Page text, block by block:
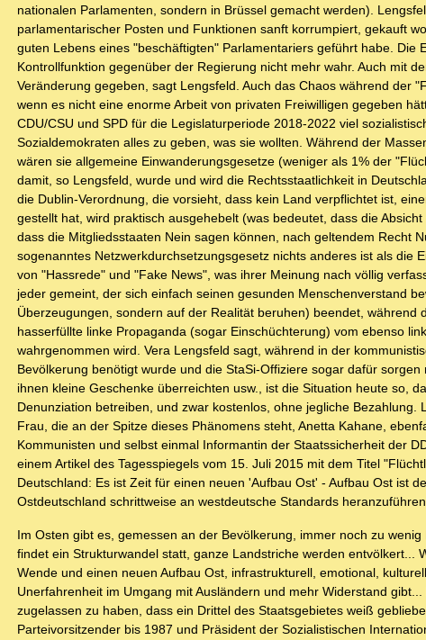
nationalen Parlamenten, sondern in Brüssel gemacht werden).
parlamentarischer Posten und Funktionen sanft korrumpiert, gekauft
guten Lebens eines "beschäftigten" Parlamentariers geführt habe.
Kontrollfunktion gegenüber der Regierung nicht mehr wahr. Auch mit
Veränderung gegeben, sagt Lengsfeld. Auch das Chaos während der
wenn es nicht eine enorme Arbeit von privaten Freiwilligen gegeben
CDU/CSU und SPD für die Legislaturperiode 2018-2022 viel
Sozialdemokraten alles zu geben, was sie wollten. Während der
wären sie allgemeine Einwanderungsgesetze (weniger als 1% der
damit, so Lengsfeld, wurde und wird die Rechtsstaatlichkeit in
die Dublin-Verordnung, die vorsieht, dass kein Land verpflichtet ist,
gestellt hat, wird praktisch ausgehebelt (was bedeutet, dass die
dass die Mitgliedsstaaten Nein sagen können, nach geltendem Recht
sogenanntes Netzwerkdurchsetzungsgesetz nichts anderes ist als die
von "Hassrede" und "Fake News", was ihrer Meinung nach völlig
jeder gemeint, der sich einfach seinen gesunden Menschenverstand
Überzeugungen, sondern auf der Realität beruhen) beendet,
hasserfüllte linke Propaganda (sogar Einschüchterung) vom ebenso
wahrgenommen wird. Vera Lengsfeld sagt, während in der
Bevölkerung benötigt wurde und die StaSi-Offiziere sogar dafür
ihnen kleine Geschenke überreichten usw., ist die Situation heute so,
Denunziation betreiben, und zwar kostenlos, ohne jegliche
Frau, die an der Spitze dieses Phänomens steht, Anetta Kahane,
Kommunisten und selbst einmal Informantin der Staatssicherheit der
einem Artikel des Tagesspiegels vom 15. Juli 2015 mit dem Titel
Deutschland: Es ist Zeit für einen neuen 'Aufbau Ost' - Aufbau Ost ist
Ostdeutschland schrittweise an westdeutsche Standards
Im Osten gibt es, gemessen an der Bevölkerung, immer noch zu
findet ein Strukturwandel statt, ganze Landstriche werden
Wende und einen neuen Aufbau Ost, infrastrukturell, emotional,
Unerfahrenheit im Umgang mit Ausländern und mehr Widerstand
zugelassen zu haben, dass ein Drittel des Staatsgebietes weiß
Parteivorsitzender bis 1987 und Präsident der Sozialistischen